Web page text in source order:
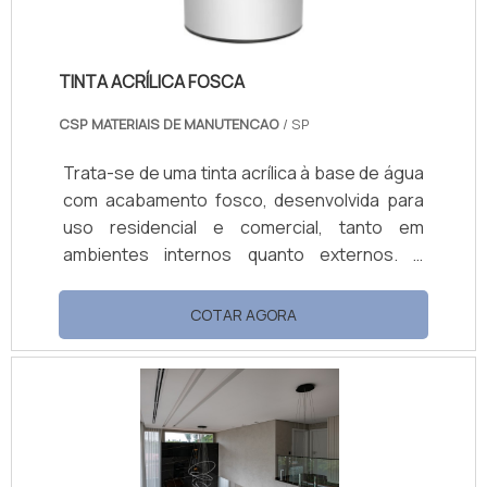
TINTA ACRÍLICA FOSCA
CSP MATERIAIS DE MANUTENCAO / SP
Trata-se de uma tinta acrílica à base de água
com acabamento fosco, desenvolvida para
uso residencial e comercial, tanto em
ambientes internos quanto externos. A
demão, conforme especificado pela marca
Coral. A composição conta com tecnologia
Tixoplus, que confere alta consistência,
permitindo diluições generosas (de 50 % até
80 % com água), mantendo boa cobertura
mesmo com menos produto. Possui baixo
odor e secagem rápida — cerca de 30
COTAR AGORA